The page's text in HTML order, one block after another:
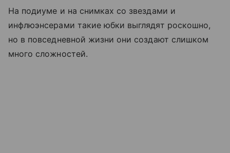
На подиуме и на снимках со звездами и
инфлюэнсерами такие юбки выглядят роскошно,
но в повседневной жизни они создают слишком
много сложностей.